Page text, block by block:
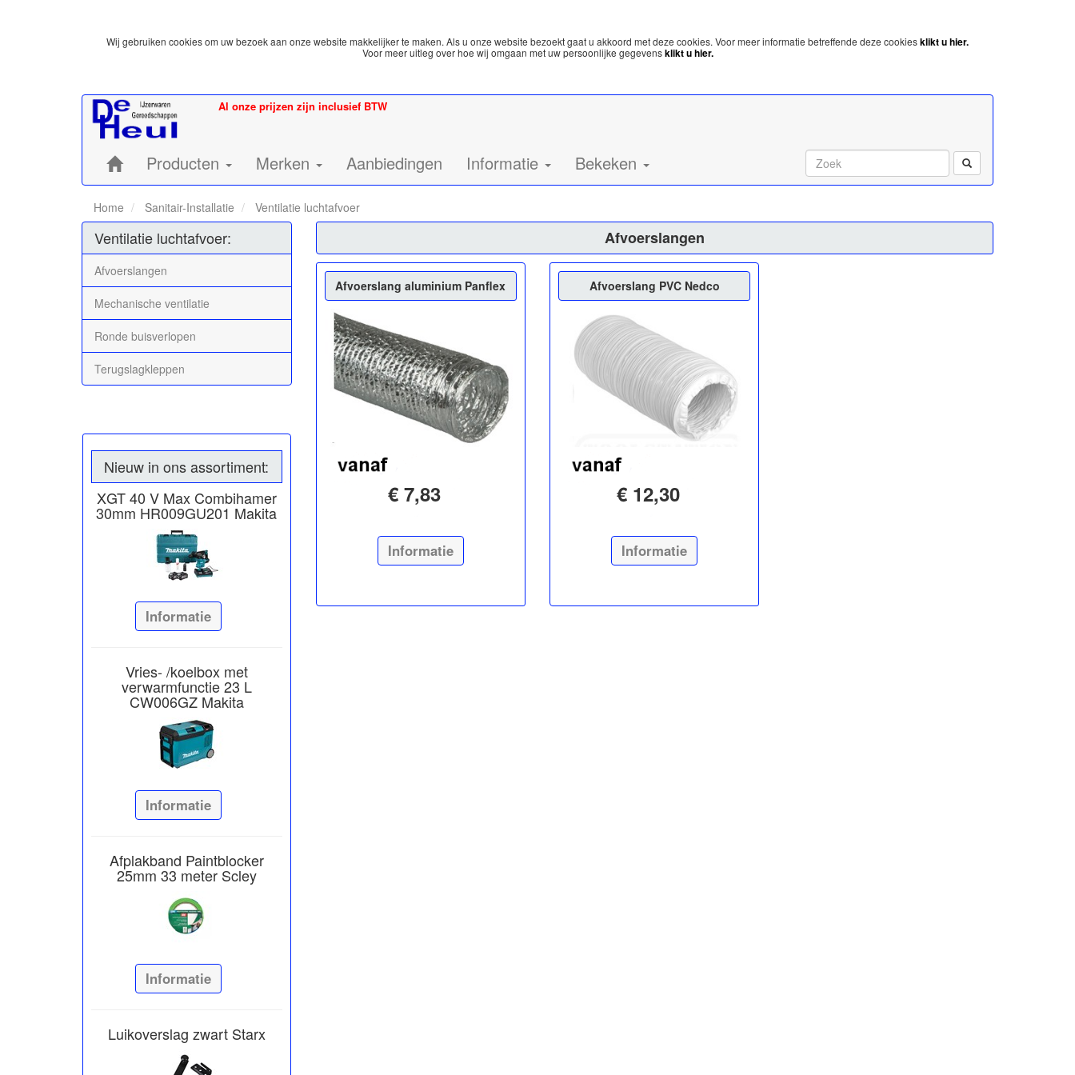
Wij gebruiken cookies om uw bezoek aan onze website makkelijker te maken. Als u onze website bezoekt gaat u akkoord met deze cookies. Voor meer informatie betreffende deze cookiesklikt u hier.
Voor meer uitleg over hoe wij omgaan met uw persoonlijke gegevensklikt u hier.
Al onze prijzen zijn inclusief BTW
Home:Producten Merken Aanbiedingen Informatie Bekeken
Home Sanitair-Installatie Ventilatie luchtafvoer
Ventilatie luchtafvoer:
Afvoerslangen
Mechanische ventilatie
Ronde buisverlopen
Terugslagkleppen
Nieuw in ons assortiment:
XGT 40 V Max Combihamer
30mm HR009GU201 Makita
Informatie
Vries- /koelbox met
verwarmfunctie 23 L
CW006GZ Makita
Informatie
Afplakband Paintblocker
25mm 33 meter Scley
Informatie
Luikoverslag zwart Starx
Afvoerslangen
Afvoerslang aluminium Panflex
€ 7,83
Informatie
Afvoerslang PVC Nedco
€ 12,30
Informatie